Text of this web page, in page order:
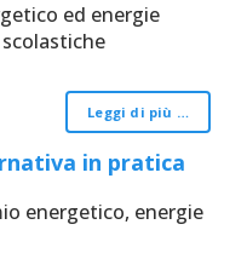
ed energie
Leggi di più …
in pratica
energetico, energie